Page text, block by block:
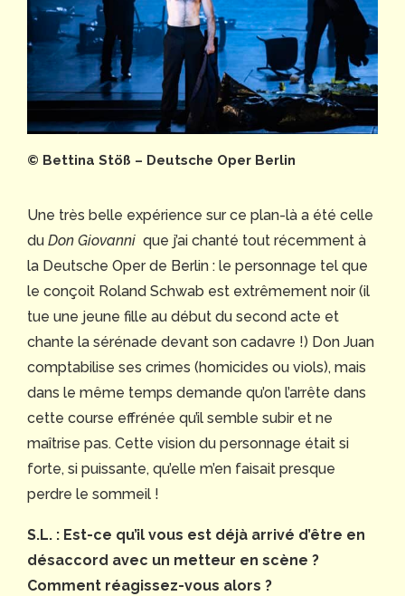
© Bettina Stöß – Deutsche Oper Berlin
Une très belle expérience sur ce plan-là a été celle
du Don Giovanni que j’ai chanté tout récemment à
la Deutsche Oper de Berlin : le personnage tel que
le conçoit Roland Schwab est extrêmement noir (il
tue une jeune fille au début du second acte et
chante la sérénade devant son cadavre !) Don Juan
comptabilise ses crimes (homicides ou viols), mais
dans le même temps demande qu’on l’arrête dans
cette course effrénée qu’il semble subir et ne
maîtrise pas. Cette vision du personnage était si
forte, si puissante, qu’elle m’en faisait presque
perdre le sommeil !
S.L. : Est-ce qu’il vous est déjà arrivé d’être en
désaccord avec un metteur en scène ?
Comment réagissez-vous alors ?